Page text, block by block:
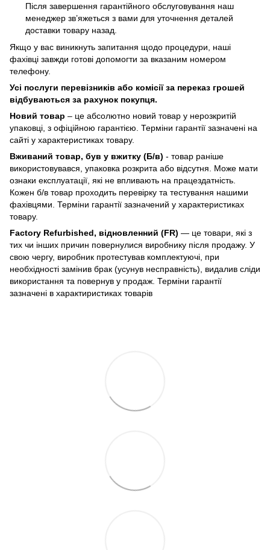
Після завершення гарантійного обслуговування наш
менеджер зв’яжеться з вами для уточнення деталей
доставки товару назад.
Якщо у вас виникнуть запитання щодо процедури, наші
фахівці завжди готові допомогти за вказаним номером
телефону.
Усі послуги перевізників або комісії за переказ грошей
відбуваються за рахунок покупця.
Новий товар – це абсолютно новий товар у нерозкритій
упаковці, з офіційною гарантією. Терміни гарантії зазначені на
сайті у характеристиках товару.
Вживаний товар, був у вжитку (Б/в) - товар раніше
використовувався, упаковка розкрита або відсутня. Може мати
ознаки експлуатації, які не впливають на працездатність.
Кожен б/в товар проходить перевірку та тестування нашими
фахівцями. Терміни гарантії зазначений у характеристиках
товару.
Factory Refurbished, відновленний (FR) — це товари, які з
тих чи інших причин повернулися виробнику після продажу. У
свою чергу, виробник протестував комплектуючі, при
необхідності замінив брак (усунув несправність), видалив сліди
використання та повернув у продаж. Терміни гарантії
зазначені в характиристиках товарів